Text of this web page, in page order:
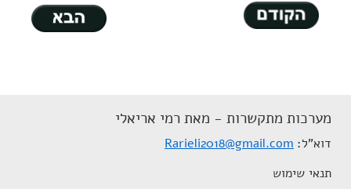
מערכות מתקשרות - מאת רמי אריאלי
דוא"ל Rarieli2018@gmail.com
תנאי שימוש